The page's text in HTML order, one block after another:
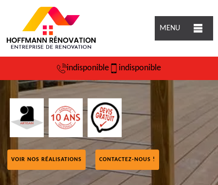
MENU
indisponible indisponible
VOIR NOS RÉALISATIONS CONTACTEZ-NOUS !